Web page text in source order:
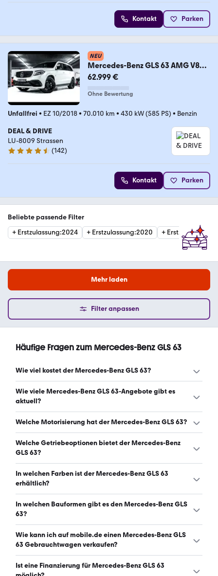
Kontakt Parken
NEU
Mercedes-Benz GLS 63 AMG V8
5.5 4M 7-
62.999 €
Ohne Bewertung
Unfallfrei • EZ 10/2018• 70.010 km • 430 kW (585 PS) • Benzin
DEAL & DRIVE
LU-8009 Strassen
4.4 Sterne
(142)
Kontakt Parken
Beliebte passende Filter
+ Erstzulassung:2024 + Erstzulassung:2020 + Erstzulassung
Mehr laden
Filter anpassen
Häufige Fragen zum Mercedes-Benz GLS 63
Wie viel kostet der Mercedes-Benz GLS 63?
Ein guter Preis für einen Mercedes-Benz GLS 63 liegt
zwischen 79.950 € und 157.700 €. (Stand: 7.8.2026)
Wie viele Mercedes-Benz GLS 63-Angebote gibt es
aktuell?
Es gibt insgesamt 157 Mercedes-Benz GLS 63 bei
(Stand: 7.8.2026)
Welche Motorisierung hat der Mercedes-Benz GLS 63?
Der Mercedes-Benz GLS 63 hat Leistungen zwischen 585
und 616 PS. (Stand: 7.8.2026)
Welche Getriebeoptionen bietet der Mercedes-Benz
GLS 63?
Der Mercedes-Benz GLS 63 ist mit automatischem
Getriebe erhältlich. (Stand: 7.8.2026)
In welchen Farben ist der Mercedes-Benz GLS 63
erhältlich?
Den Mercedes-Benz GLS 63 gibt es in folgenden Farben:
schwarz, weiß, grau, blau, silber, grün und rot. Die
In welchen Bauformen gibt es den Mercedes-Benz GLS
63?
Den Mercedes-Benz GLS 63 gibt es in folgenden
Bauformen: SUV. (Stand: 7.8.2026)
Wie kann ich auf mobile.de einen Mercedes-Benz GLS
63 Gebrauchtwagen verkaufen?
Alle Informationen zum Verkauf an mobile.de-
Ankaufstationen oder per Inserat auf mobile.de gibt es
Ist eine Finanzierung für Mercedes-Benz GLS 63